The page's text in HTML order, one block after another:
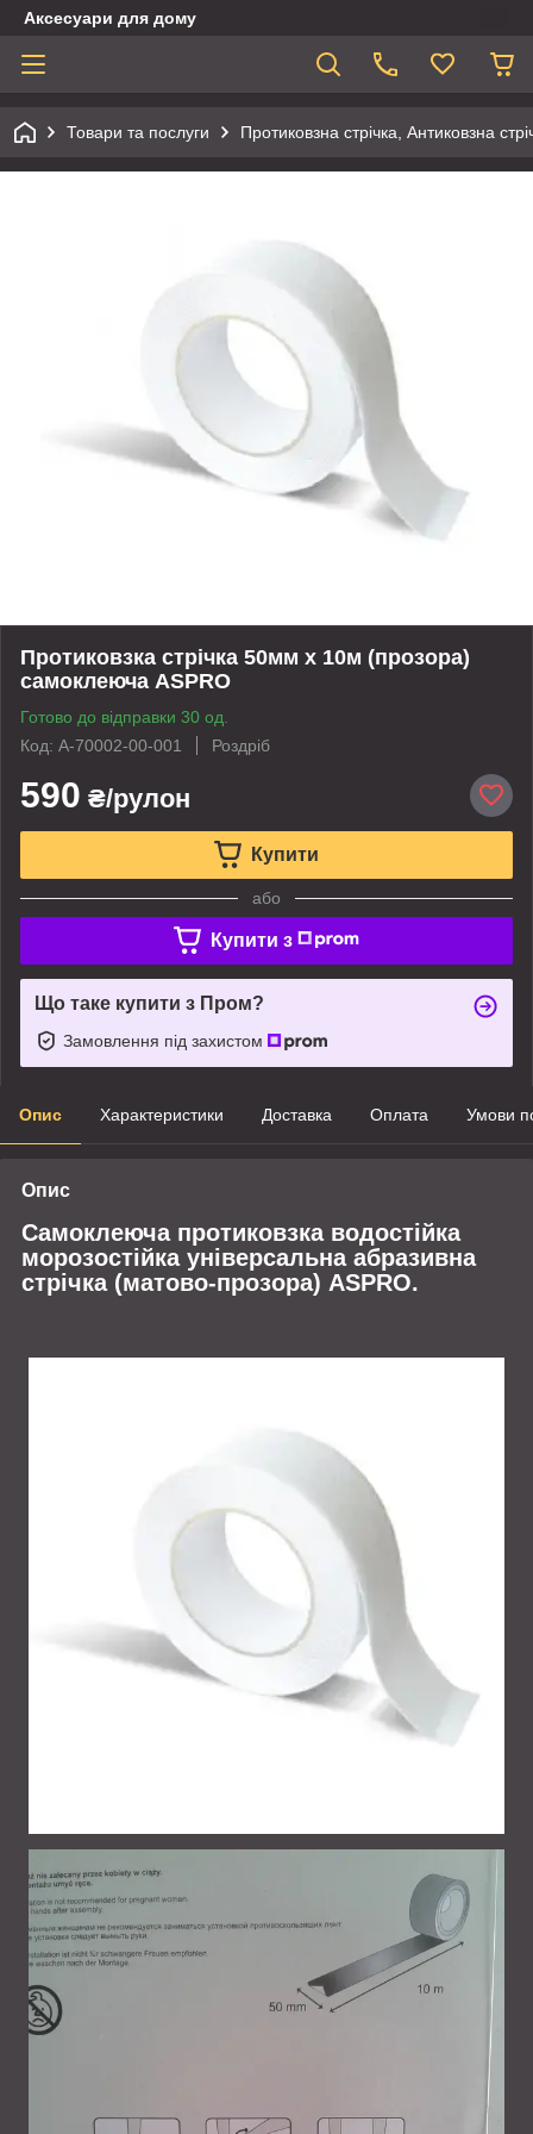
Аксесуари для дому
Товари та послуги Протиковзна стрічка, Антиковзна
Протиковзка стрічка 50мм х 10м (прозора)
самоклеюча ASPRO
Готово до відправки 30 од.
Код: A-70002-00-001
Роздріб
590 ₴/рулон
Купити
або
Купити з
Що таке купити з Пром?
Замовлення під захистом
Опис Характеристики Доставка Оплата Умови
Опис
Самоклеюча протиковзка водостійка
морозостійка універсальна абразивна
стрічка (матово-прозора) ASPRO.